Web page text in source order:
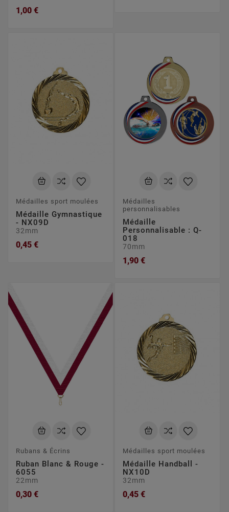
1,00 €
Médailles sport moulées
Médaille Gymnastique
- NX09D
32mm
0,45 €
Médailles
personnalisables
Médaille
Personnalisable : Q-
018
70mm
1,90 €
Rubans & Écrins
Ruban Blanc & Rouge -
6055
22mm
0,30 €
Médailles sport moulées
Médaille Handball -
NX10D
32mm
0,45 €